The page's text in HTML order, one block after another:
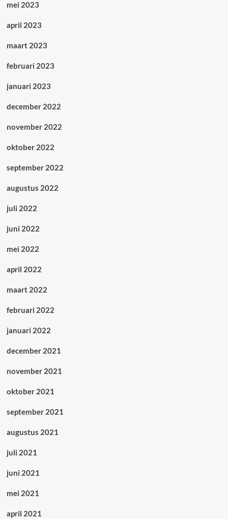
mei 2023
april 2023
maart 2023
februari 2023
januari 2023
december 2022
november 2022
oktober 2022
september 2022
augustus 2022
juli 2022
juni 2022
mei 2022
april 2022
maart 2022
februari 2022
januari 2022
december 2021
november 2021
oktober 2021
september 2021
augustus 2021
juli 2021
juni 2021
mei 2021
april 2021